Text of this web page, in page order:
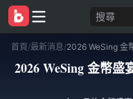
搜尋
首頁/最新消息/
2026 WeSing 金幣